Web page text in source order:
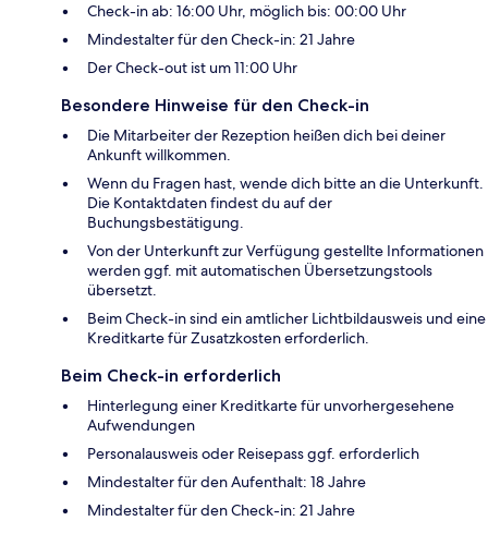
Check-in ab: 16:00 Uhr, möglich bis: 00:00 Uhr
Mindestalter für den Check-in: 21 Jahre
Der Check-out ist um 11:00 Uhr
Besondere Hinweise für den Check-in
Die Mitarbeiter der Rezeption heißen dich bei deiner
Ankunft willkommen.
Wenn du Fragen hast, wende dich bitte an die Unterkunft.
Die Kontaktdaten findest du auf der
Buchungsbestätigung.
Von der Unterkunft zur Verfügung gestellte Informationen
werden ggf. mit automatischen Übersetzungstools
übersetzt.
Beim Check-in sind ein amtlicher Lichtbildausweis und eine
Kreditkarte für Zusatzkosten erforderlich.
Beim Check-in erforderlich
Hinterlegung einer Kreditkarte für unvorhergesehene
Aufwendungen
Personalausweis oder Reisepass ggf. erforderlich
Mindestalter für den Aufenthalt: 18 Jahre
Mindestalter für den Check-in: 21 Jahre